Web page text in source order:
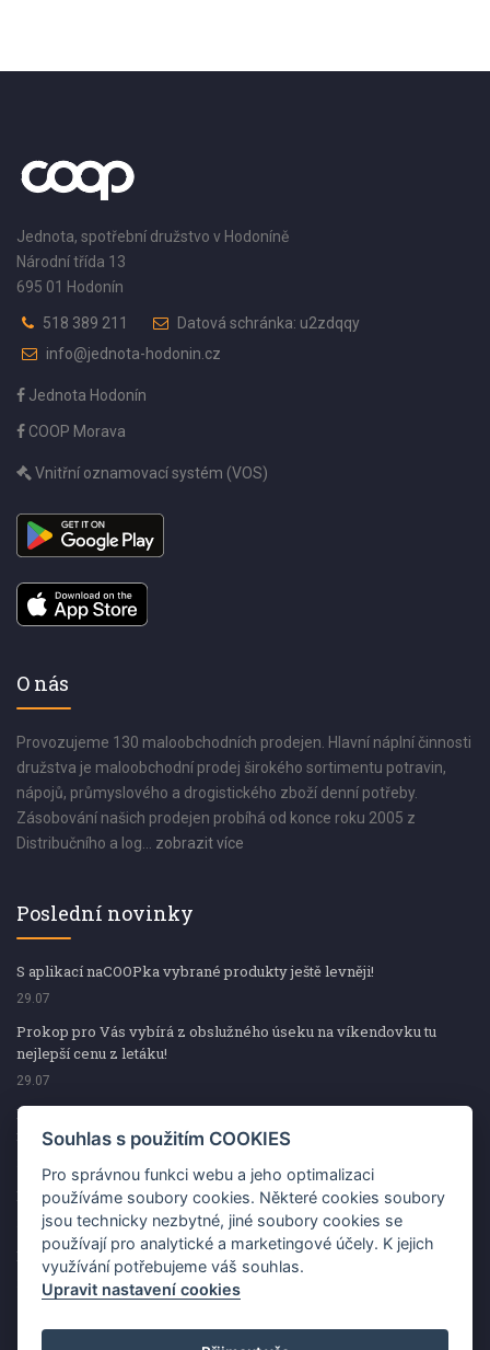
Jednota, spotřební družstvo v Hodoníně
Národní třída 13
695 01 Hodonín
518 389 211
Datová schránka: u2zdqqy
info@jednota-hodonin.cz
Jednota Hodonín
COOP Morava
Vnitřní oznamovací systém (VOS)
O nás
Provozujeme 130 maloobchodních prodejen. Hlavní náplní činnosti
družstva je maloobchodní prodej širokého sortimentu potravin,
nápojů, průmyslového a drogistického zboží denní potřeby.
Zásobování našich prodejen probíhá od konce roku 2005 z
Distribučního a log... zobrazit více
Poslední novinky
S aplikací naCOOPka vybrané produkty ještě levněji!
29.07
Prokop pro Vás vybírá z obslužného úseku na víkendovku tu
nejlepší cenu z letáku!
29.07
Prokop pro Vás vybírá z obslužného úseku na víkendovku tu
nejlepší cenu z letáku!
Kup špekáčky od Váhaly a vyhraj s naCOOPkou sekerku Fiskars
29.07
Prokop pro Vás vybírá na víkendovku ty nejlepší ceny z letáku!
29.07
Souhlas s použitím COOKIES
Pro správnou funkci webu a jeho optimalizaci
používáme soubory cookies. Některé cookies soubory
jsou technicky nezbytné, jiné soubory cookies se
používají pro analytické a marketingové účely. K jejich
využívání potřebujeme váš souhlas.
Upravit nastavení cookies